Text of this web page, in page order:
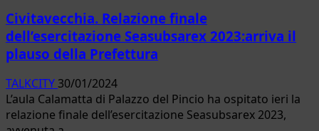
libro
“I
Segreti
Potere”
Civitavecchia. Relazione finale
dell’esercitazione Seasubsarex 2023:arriva il
plauso della Prefettura
TALKCITY 30/01/2024
L’aula Calamatta di Palazzo del Pincio ha ospitato ieri la
relazione finale dell’esercitazione Seasubsarex 2023,